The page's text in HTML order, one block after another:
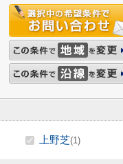
上野芝(1)